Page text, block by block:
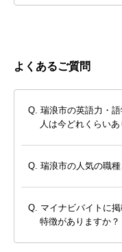
よくあるご質問
瑞浪市の英語力・
人は今どれくらいあ
瑞浪市の人気の職種
マイナビバイトに
特徴がありますか？